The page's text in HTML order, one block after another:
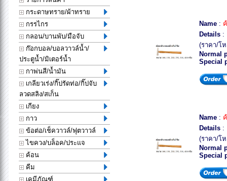
กระดาษทราย/ผ้าทราย
กรรไกร
กลอน/บานพับ/มือจับ
ก๊อกบอล/บอลวาวล์น้ำ/
ประตูน้ำ/มิเตอร์น้ำ
กาพ่นสี/น้ำมัน
เกลียวเร่ง/กิ๊ปรัดท่อ/กิ๊ปจับ
ลวดสลิง/สเก็น
เกียง
กาว
ข้อต่อ/เช็ควาวล์/ฟุตวาวล์
ไขควง/บล็อค/ประแจ
ค้อน
คีม
เคมีภัณฑ์
Name :
Details :
(ราคา/โ
Normal
Special
Name :
Details :
(ราคา/โ
Normal
Special